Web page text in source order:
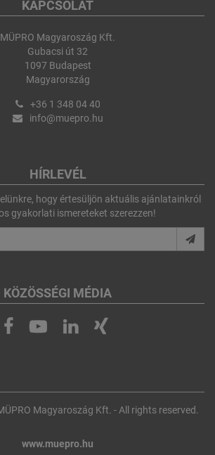
KAPCSOLAT
MÜPRO Magyaroszág Kft.
Gubacsi út 32
1097 Budapest
Magyarország
+36 1 348 04 40
info@muepro.hu
HÍRLEVÉL
hogy értesüljön aktuális ajánlatainkról
gyakorlati ismereteket szerezzen!
KÖZÖSSÉGI MÉDIA
Magyaroszág Kft. - All rights reserved.
www.muepro.hu